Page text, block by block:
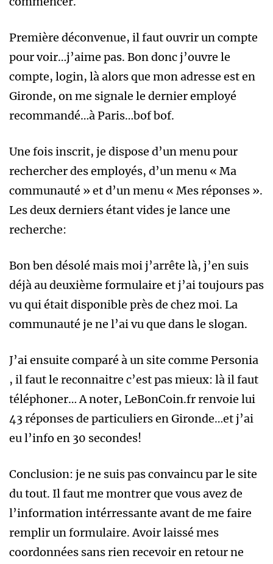
Première déconvenue, il faut ouvrir un compte
pour voir…j’aime pas. Bon donc j’ouvre le
compte, login, là alors que mon adresse est en
Gironde, on me signale le dernier employé
recommandé…à Paris…bof bof.
Une fois inscrit, je dispose d’un menu pour
rechercher des employés, d’un menu « Ma
communauté » et d’un menu « Mes réponses ».
Les deux derniers étant vides je lance une
recherche:
Bon ben désolé mais moi j’arrête là, j’en suis
déjà au deuxième formulaire et j’ai toujours pas
vu qui était disponible près de chez moi. La
communauté je ne l’ai vu que dans le slogan.
J’ai ensuite comparé à un site comme Personia
, il faut le reconnaitre c’est pas mieux: là il faut
téléphoner… A noter, LeBonCoin.fr renvoie lui
43 réponses de particuliers en Gironde…et j’ai
eu l’info en 30 secondes!
Conclusion: je ne suis pas convaincu par le site
du tout. Il faut me montrer que vous avez de
l’information intérressante avant de me faire
remplir un formulaire. Avoir laissé mes
coordonnées sans rien recevoir en retour ne